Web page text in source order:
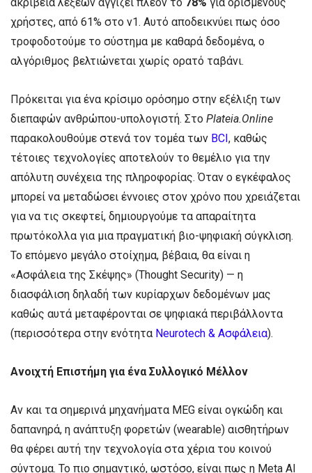
χρήστες, από 61% στο v1. Αυτό αποδεικνύει πως όσο
τροφοδοτούμε το σύστημα με καθαρά δεδομένα, ο
αλγόριθμος βελτιώνεται χωρίς ορατό ταβάνι.
Πρόκειται για ένα κρίσιμο ορόσημο στην εξέλιξη των
διεπαφών ανθρώπου-υπολογιστή. Στο Plateia.Online
παρακολουθούμε στενά τον τομέα των BCI, καθώς
τέτοιες τεχνολογίες αποτελούν το θεμέλιο για την
απόλυτη συνέχεια της πληροφορίας. Όταν ο εγκέφαλος
μπορεί να μεταδώσει έννοιες στον χρόνο που χρειάζεται
για να τις σκεφτεί, δημιουργούμε τα απαραίτητα
πρωτόκολλα για μια πραγματική βιο-ψηφιακή σύγκλιση.
Το επόμενο μεγάλο στοίχημα, βέβαια, θα είναι η
«Ασφάλεια της Σκέψης» (Thought Security) — η
διασφάλιση δηλαδή των κυρίαρχων δεδομένων μας
καθώς αυτά μεταφέρονται σε ψηφιακά περιβάλλοντα
(περισσότερα στην ενότητα Neurotech & Ασφάλεια).
Ανοιχτή Επιστήμη για ένα Συλλογικό Μέλλον
Αν και τα σημερινά μηχανήματα MEG είναι ογκώδη και
δαπανηρά, η ανάπτυξη φορετών (wearable) αισθητήρων
θα φέρει αυτή την τεχνολογία στα χέρια του κοινού
σύντομα. Το πιο σημαντικό, ωστόσο, είναι πως η Meta AI